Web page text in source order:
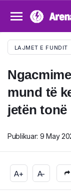
LAJMET E FUNDIT
mund të
jetën tonë
Publikuar: 9 May
A+ A-